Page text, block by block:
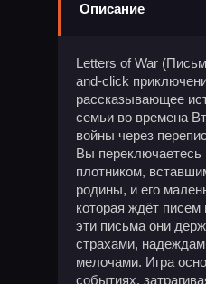
Описание
Letters of War
and-click
рассказывающее
семьи во времена
войны через
Вы
плотником,
родины, и его
которая ждёт писем
эти письма они
страхами,
мелочами. Игра
событиях,